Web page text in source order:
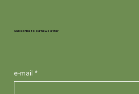
Subscribe to our newsletter
e-mail *